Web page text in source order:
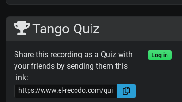
Tango Quiz
Share this recording as a Quiz with
your friends by sending them this
link:
Log in